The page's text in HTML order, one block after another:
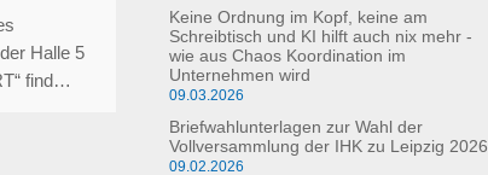
Keine Ordnung im Kopf, keine am
Schreibtisch und KI hilft auch nix mehr -
wie aus Chaos Koordination im
Unternehmen wird
09.03.2026
Briefwahlunterlagen zur Wahl der
Vollversammlung der IHK zu Leipzig 2026
09.02.2026
Halle 5
find…